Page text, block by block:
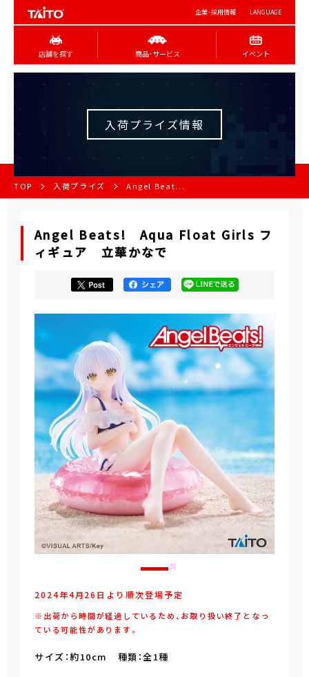
企業･採用情報 LANGUAGE
店舗を探す 商品･サービス イベント
入荷プライズ情報
TOP 入荷プライズ Angel Beat...
Angel Beats! Aqua Float Girls フ
ィギュア 立華かなで
2024年4月26日より順次登場予定
※出荷から時間が経過しているため、お取り扱い終了となっ
ている可能性があります。
サイズ：約10cm 種類：全1種